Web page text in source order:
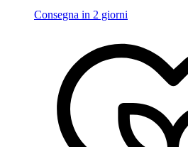
Consegna in 2 giorni